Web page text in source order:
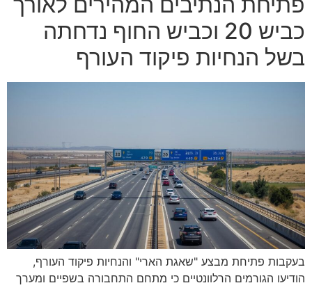
כביש 20 וכביש החוף נדחתה
בשל הנחיות פיקוד העורף
בעקבות פתיחת מבצע "שאגת הארי" והנחיות פיקוד העורף,
הודיעו הגורמים הרלוונטיים כי מתחם התחבורה בשפיים ומערך